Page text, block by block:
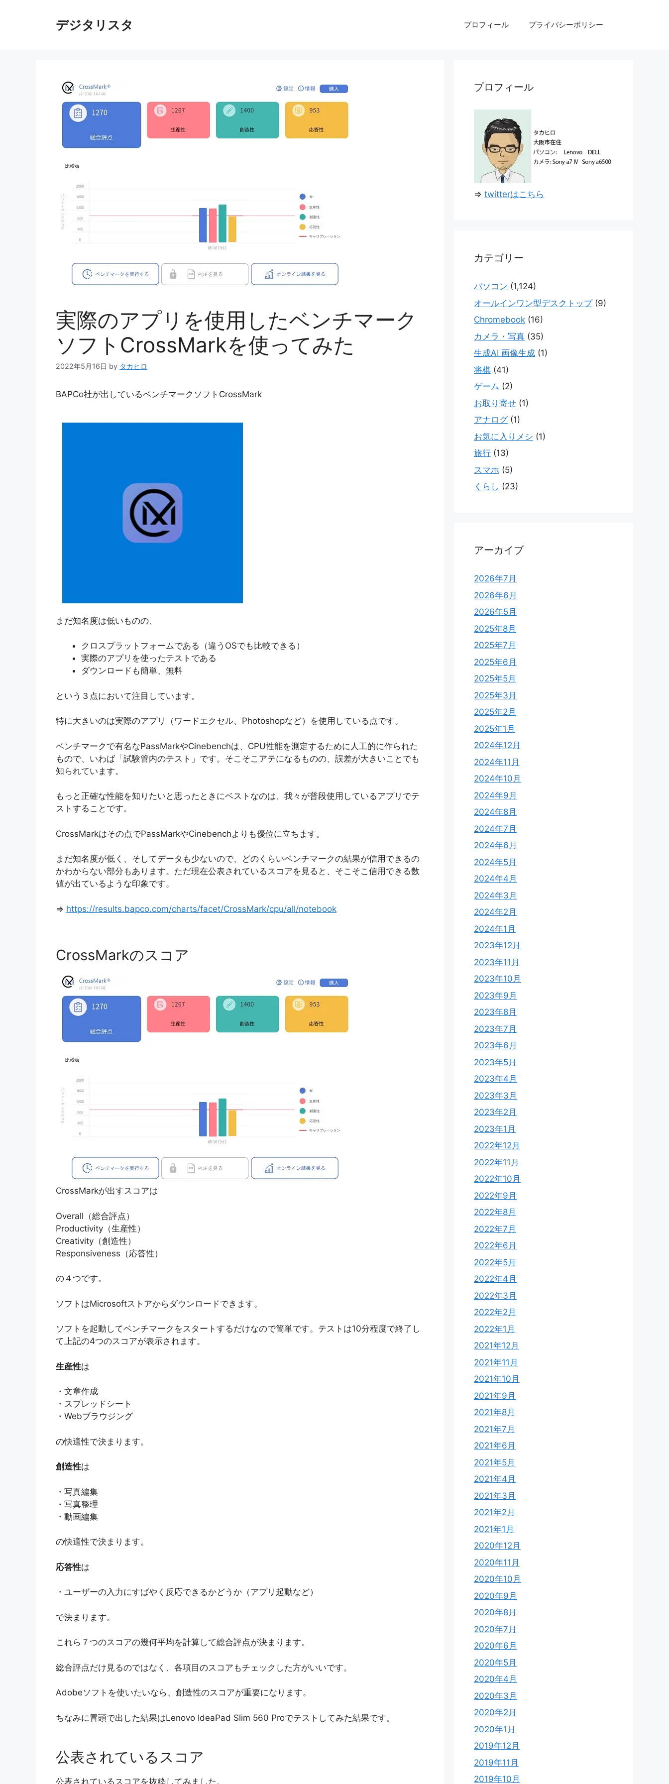
デジタリスタ プロフィール プライバシーポリシー
実際のアプリを使用したベンチマーク
ソフトCrossMarkを使ってみた
2022年5月16日 by タカヒロ
BAPCo社が出しているベンチマークソフトCrossMark
まだ知名度は低いものの、
クロスプラットフォームである（違うOSでも比較できる）
実際のアプリを使ったテストである
ダウンロードも簡単、無料
という３点において注目しています。
特に大きいのは実際のアプリ（ワードエクセル、Photoshopなど）を使用している点です。
ベンチマークで有名なPassMarkやCinebenchは、CPU性能を測定するために人工的に作られた
もので、いわば「試験管内のテスト」です。そこそこアテになるものの、誤差が大きいことでも
知られています。
もっと正確な性能を知りたいと思ったときにベストなのは、我々が普段使用しているアプリでテ
ストすることです。
CrossMarkはその点でPassMarkやCinebenchよりも優位に立ちます。
まだ知名度が低く、そしてデータも少ないので、どのくらいベンチマークの結果が信用できるの
かわからない部分もあります。ただ現在公表されているスコアを見ると、そこそこ信用できる数
値が出ているような印象です。
⇒ https://results.bapco.com/charts/facet/CrossMark/cpu/all/notebook
CrossMarkのスコア
CrossMarkが出すスコアは
Overall（総合評点）
Productivity（生産性）
Creativity（創造性）
Responsiveness（応答性）
の４つです。
ソフトはMicrosoftストアからダウンロードできます。
ソフトを起動してベンチマークをスタートするだけなので簡単です。テストは10分程度で終了し
て上記の4つのスコアが表示されます。
生産性は
・文章作成
・スプレッドシート
・Webブラウジング
の快適性で決まります。
創造性は
・写真編集
・写真整理
・動画編集
の快適性で決まります。
応答性は
・ユーザーの入力にすばやく反応できるかどうか（アプリ起動など）
で決まります。
これら７つのスコアの幾何平均を計算して総合評点が決まります。
総合評点だけ見るのではなく、各項目のスコアもチェックした方がいいです。
Adobeソフトを使いたいなら、創造性のスコアが重要になります。
ちなみに冒頭で出した結果はLenovo IdeaPad Slim 560 Proでテストしてみた結果です。
公表されているスコア
公表されているスコアを抜粋してみました。
プロフィール
⇒ twitterはこちら
カテゴリー
パソコン (1,124)
オールインワン型デスクトップ(9)
Chromebook (16)
カメラ・写真 (35)
生成AI 画像生成 (1)
将棋 (41)
ゲーム (2)
お取り寄せ (1)
アナログ(1)
お気に入りメシ (1)
旅行 (13)
スマホ (5)
くらし (23)
アーカイブ
2026年7月
2026年6月
2026年5月
2025年8月
2025年7月
2025年6月
2025年5月
2025年3月
2025年2月
2025年1月
2024年12月
2024年11月
2024年10月
2024年9月
2024年8月
2024年7月
2024年6月
2024年5月
2024年4月
2024年3月
2024年2月
2024年1月
2023年12月
2023年11月
2023年10月
2023年9月
2023年8月
2023年7月
2023年6月
2023年5月
2023年4月
2023年3月
2023年2月
2023年1月
2022年12月
2022年11月
2022年10月
2022年9月
2022年8月
2022年7月
2022年6月
2022年5月
2022年4月
2022年3月
2022年2月
2022年1月
2021年12月
2021年11月
2021年10月
2021年9月
2021年8月
2021年7月
2021年6月
2021年5月
2021年4月
2021年3月
2021年2月
2021年1月
2020年12月
2020年11月
2020年10月
2020年9月
2020年8月
2020年7月
2020年6月
2020年5月
2020年4月
2020年3月
2020年2月
2020年1月
2019年12月
2019年11月
2019年10月